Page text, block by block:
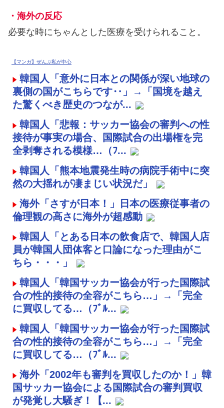
・海外の反応
必要な時にちゃんとした医療を受けられること。
【マンガ】ぜんぶ私が中心
韓国人「意外に日本との関係が深い地球の
裏側の国がこちらです‥」→「国境を越え
た驚くべき歴史のつなが...
韓国人「悲報：サッカー協会の審判への性
接待が事実の場合、国際試合の出場権を完
全剥奪される模様…（ﾌ...
韓国人「熊本地震発生時の病院手術中に突
然の大揺れが凄まじい状況だ」
海外「さすが日本！」日本の医療従事者の
倫理観の高さに海外が超感動
韓国人「とある日本の飲食店で、韓国人店
員が韓国人団体客と口論になった理由がこ
ちら・・・」
韓国人「韓国サッカー協会が行った国際試
合の性的接待の全容がこちら…」→「完全
に買収してる…（ﾌﾞﾙ...
韓国人「韓国サッカー協会が行った国際試
合の性的接待の全容がこちら…」→「完全
に買収してる…（ﾌﾞﾙ...
海外「2002年も審判を買収したのか！」韓
国サッカー協会による国際試合の審判買収
が発覚し大騒ぎ！【...